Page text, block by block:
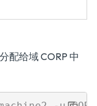
配给域 CORP 中